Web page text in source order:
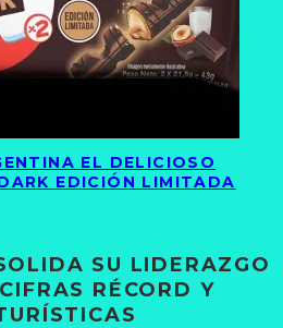
EL DELICIOSO
EDICIÓN LIMITADA
SU LIDERAZGO
RÉCORD Y